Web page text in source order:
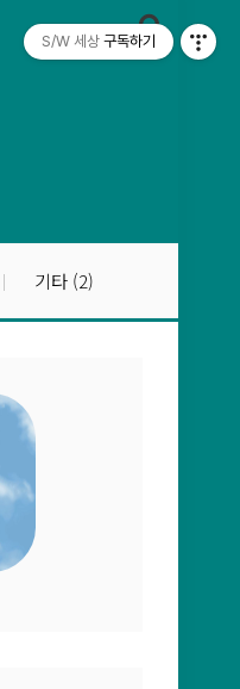
기타 (2)
S/W 세상 구독하기